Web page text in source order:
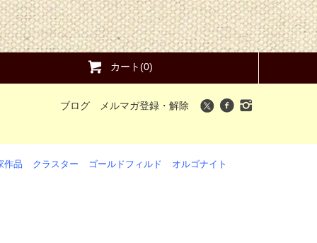
カート(0)
ブログ メルマガ登録・解除
作品 クラスター ゴールドフィルド オルゴナイト